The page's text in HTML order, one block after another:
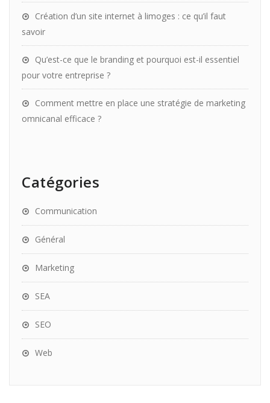
Création d’un site internet à limoges : ce qu’il faut
savoir
Qu’est-ce que le branding et pourquoi est-il essentiel
pour votre entreprise ?
Comment mettre en place une stratégie de marketing
omnicanal efficace ?
Catégories
Communication
Général
Marketing
SEA
SEO
Web